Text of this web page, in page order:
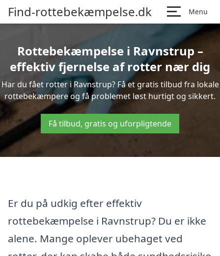
Find-rottebekæmpelse.dk Menu
Rottebekæmpelse i Ravnstrup –
effektiv fjernelse af rotter nær dig
Har du fået rotter i Ravnstrup? Få et gratis tilbud fra lokale
rottebekæmpere og få problemet løst hurtigt og sikkert.
Få tilbud, gratis og uforpligtende
Er du på udkig efter effektiv
rottebekæmpelse i Ravnstrup? Du er ikke
alene. Mange oplever ubehaget ved